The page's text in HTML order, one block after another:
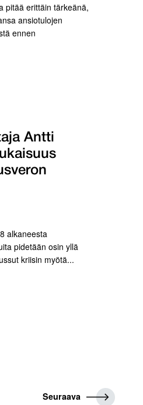
pitää erittäin tärkeänä,
ansiotulojen
ennen
Antti
alkaneesta
pidetään osin yllä
kriisin myötä...
S
Seuraava